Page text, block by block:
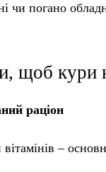
чи погано
щоб кури
раціон
–